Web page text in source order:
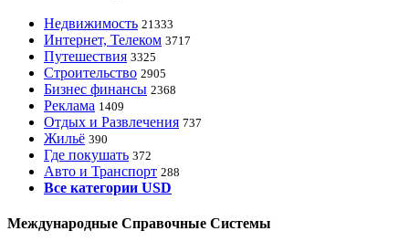
Недвижимость 21333
Интернет, Телеком 3717
Путешествия 3325
Строительство 2905
Бизнес финансы 2368
Реклама 1409
Отдых и Развлечения 737
Жильё 390
Где покушать 372
Авто и Транспорт 288
Все категории USD
Международные Справочные Системы